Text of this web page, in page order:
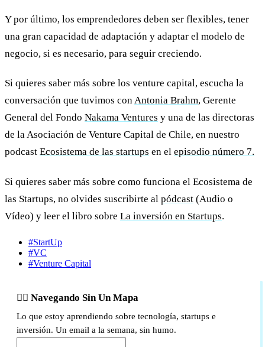
Y por último, los emprendedores deben ser flexibles, tener
una gran capacidad de adaptación y adaptar el modelo de
negocio, si es necesario, para seguir creciendo.
Si quieres saber más sobre los venture capital, escucha la
conversación que tuvimos conAntonia Brahm, Gerente
General del Fondo Nakama Ventures y una de las directoras
de la Asociación de Venture Capital de Chile, en nuestro
podcast Ecosistema de las startups en el episodio número 7.
Si quieres saber más sobre como funciona el Ecosistema de
las Startups, no olvides suscribirte al pódcast (Audio o
Vídeo) y leer el libro sobre La inversión en Startups.
#StartUp
#VC
#Venture Capital
🏴‍☠️ Navegando Sin Un Mapa
Lo que estoy aprendiendo sobre tecnología, startups e
inversión. Un email a la semana, sin humo.